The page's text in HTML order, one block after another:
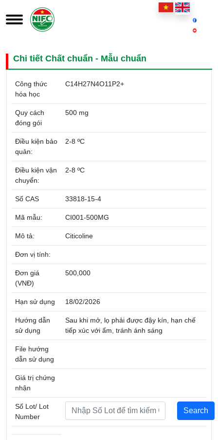
Chi tiết Chất chuẩn - Mẫu chuẩn
Công thức
hóa học
C14H27N4O11P2+
Quy cách
đóng gói
500 mg
Điều kiện bảo
quản:
2-8 ºC
Điều kiện vận
chuyển:
2-8 ºC
Số CAS 33818-15-4
Mã mẫu: CI001-500MG
Mô tả: Citicoline
Đơn vị tính:
Đơn giá
(VNĐ)
500,000
Hạn sử dụng 18/02/2026
Hướng dẫn
sử dụng
Sau khi mở, lọ phải được đậy kín, hạn chế
tiếp xúc với ẩm, tránh ánh sáng
File hướng
dẫn sử dụng
Giá trị chứng
nhận
Số Lot/ Lot
Number